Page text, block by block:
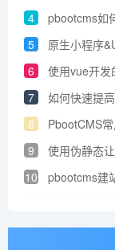
4
pbootcms如
5
原生小程序
6
使用vue开发
7
如何快速提
8
PbootCMS
9
使用伪静态
10
pbootcms建